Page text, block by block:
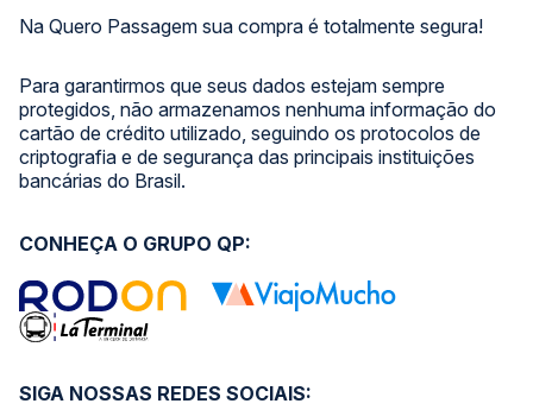
Na Quero Passagem sua compra é totalmente segura!
Para garantirmos que seus dados estejam sempre
protegidos, não armazenamos nenhuma informação do
cartão de crédito utilizado, seguindo os protocolos de
criptografia e de segurança das principais instituições
bancárias do Brasil.
SIGA NOSSAS REDES SOCIAIS:
CONHEÇA O GRUPO QP: